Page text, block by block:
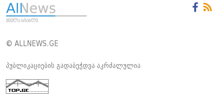
© ALLNEWS.GE
პუბლიკაციების გადაბეჭდვა აკრძალულია